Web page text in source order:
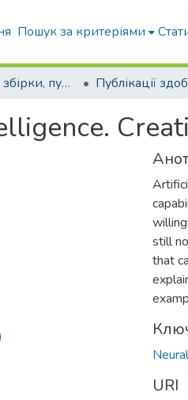
Пошук за критеріями
Конференції, збірки, публікації молодих вчених і здобувачів : магістрів, бакалаврів, аспірантів.
still
that
URI